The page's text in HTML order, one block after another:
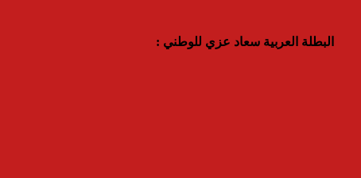
البطلة العربية سعاد عزي للوطني :